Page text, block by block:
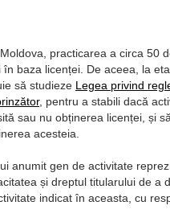
practicarea a circa 50
baza licenței. De aceea, la
să studieze Legea privind
, pentru a stabili dacă
sau nu obținerea licenței, și
acesteia.
anumit gen de activitate
și dreptul titularului de a
indicat în aceasta, cu